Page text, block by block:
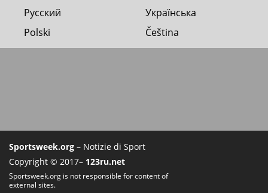
Русский
Українська
Polski
Čeština
Sportsweek.org – Notizie di Sport
Copyright © 2017– 123ru.net
Sportsweek.org is not responsible for content of
external sites.